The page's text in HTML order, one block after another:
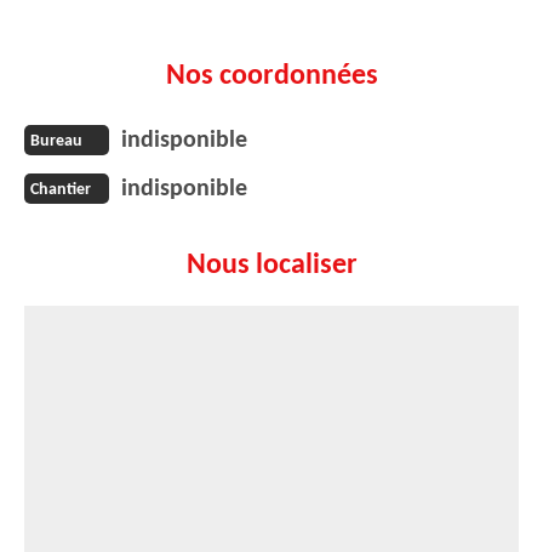
Nos coordonnées
Bureau indisponible
Chantier indisponible
Nous localiser